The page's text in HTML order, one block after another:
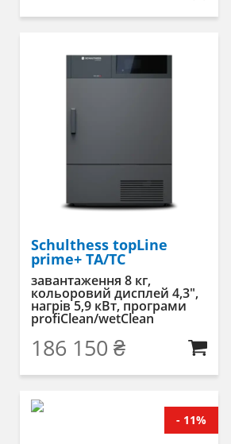
Schulthess topLine
prime+ TA/TC
завантаження 8 кг,
кольоровий дисплей 4,3″,
нагрів 5,9 кВт, програми
profiClean/wetClean
186 150 ₴
- 11%